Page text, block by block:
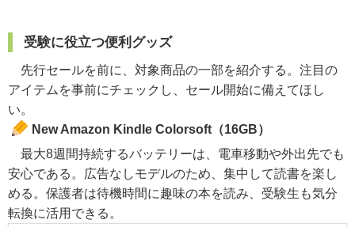
受験に役立つ便利グッズ
先行セールを前に、対象商品の一部を紹介する。注目の
アイテムを事前にチェックし、セール開始に備えてほし
い。
New Amazon Kindle Colorsoft（16GB）
最大8週間持続するバッテリーは、電車移動や外出先でも
安心である。広告なしモデルのため、集中して読書を楽し
める。保護者は待機時間に趣味の本を読み、受験生も気分
転換に活用できる。